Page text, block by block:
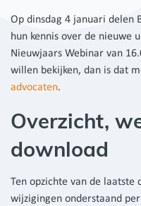
Op dinsdag 4 januari delen
hun kennis over de nieuwe
Nieuwjaars Webinar van
willen bekijken, dan is dat
advocaten.
Overzicht,
download
Ten opzichte van de laatste
wijzigingen onderstaand